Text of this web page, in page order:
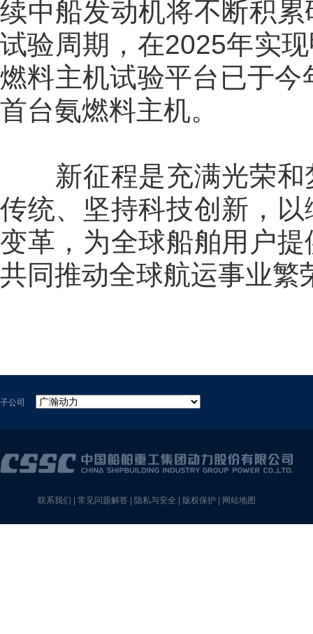
续中船发动机将不断积
试验周期，在2025年实
燃料主机试验平台已于
首台氨燃料主机。
新征程是充满光荣和
传统、坚持科技创新，
变革，为全球船舶用户
共同推动全球航运事业繁
子公司
联系我们 常见问题解答 隐私与安全 版权保护 网站地图